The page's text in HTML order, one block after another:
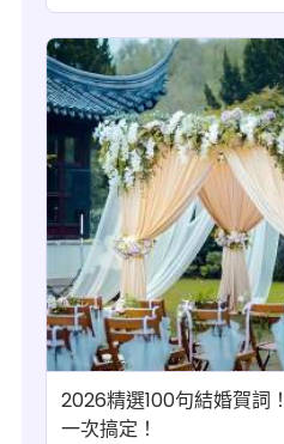
2026精選100句結婚賀詞
一次搞定！